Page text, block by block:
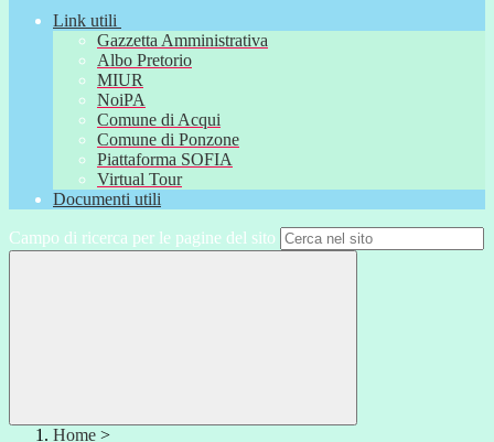
Link utili
Gazzetta Amministrativa
Albo Pretorio
MIUR
NoiPA
Comune di Acqui
Comune di Ponzone
Piattaforma SOFIA
Virtual Tour
Documenti utili
Campo di ricerca per le pagine del sito
Home >